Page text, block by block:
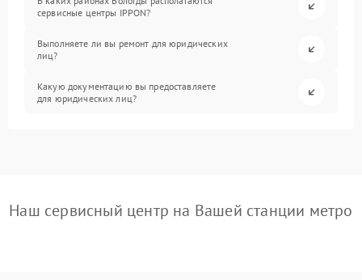
сервисные центры IPPON?
Выполняете ли вы ремонт для юридических
лиц?
Какую документацию вы предоставляете
для юридических лиц?
Наш сервисный центр на Вашей станции метро